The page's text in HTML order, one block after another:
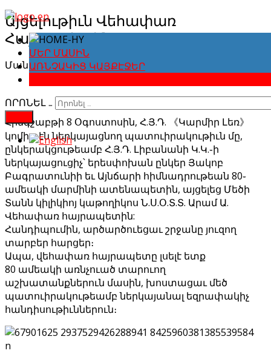
ՄԵՐ ՄԱՍԻՆ
ԱՌՆՉԱԿԻՑ ԿԱՅՔԷՋԵՐ
ՈՐՈՆԵԼ …
Այցելութիւն Վեհափառ
Հայրապետին
Մանրամասները
Ստեղծված Օգոստոսի 21 2019-ին
Հինգշաբթի 8 Օգոստոսին, Հ.Յ.Դ. 《Կարմիր Լեռ》
կոմիտէն ներկայացնող պատուիրակութիւն մը,
ընկերակցութեամբ Հ.Յ.Դ. Լիբանանի Կ.Կ.֊ի
ներկայացուցիչ՝ երեսփոխան ընկեր Յակոբ
Բագրատունիի եւ Այնճարի հիմնադրութեան 80֊
ամեակի մարմինի ատենապետին, այցելեց Մեծի
Տանն կիլիկիոյ կաթողիկոս Ն.Ս.Օ.Տ.Տ. Արամ Ա.
Վեհափառ հայրապետին:
Հանդիպումին, արծարծուեցաւ շրջանը յուզող
տարբեր հարցեր։
Ապա, վեհափառ հայրապետը լսելէ ետք
80 ամեակի առնչուած տարուող
աշխատանքներուն մասին, խոստացաւ մեծ
պատուիրակութեամբ ներկայանալ եզրափակիչ
հանդիսութիւններուն։